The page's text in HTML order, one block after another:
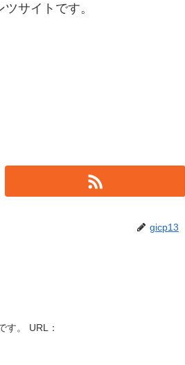
サイトです。
gicp13
す。 URL：